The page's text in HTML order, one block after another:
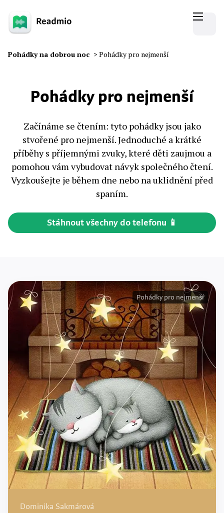
Pohádky na dobrou noc > Pohádky pro nejmenší
Pohádky pro nejmenší
Začínáme se čtením: tyto pohádky jsou jako
stvořené pro nejmenší. Jednoduché a krátké
příběhy s příjemnými zvuky, které děti zaujmou a
pomohou vám vybudovat návyk společného čtení.
Vyzkoušejte je během dne nebo na uklidnění před
spaním.
Stáhnout všechny do telefonu 📱
Dominika Sakmárová
Pohádky pro nejmenší